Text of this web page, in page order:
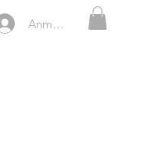
Anmelden